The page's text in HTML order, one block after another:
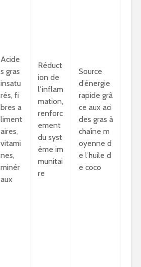
Acide
s gras
insatu
rés, fi
bres a
liment
aires,
vitami
nes,
minér
aux
Réduct
ion de
l’inflam
mation,
renforc
ement
du syst
ème im
munitai
re
Source
d’énergie
rapide grâ
ce aux aci
des gras à
chaîne m
oyenne d
e l’huile d
e coco